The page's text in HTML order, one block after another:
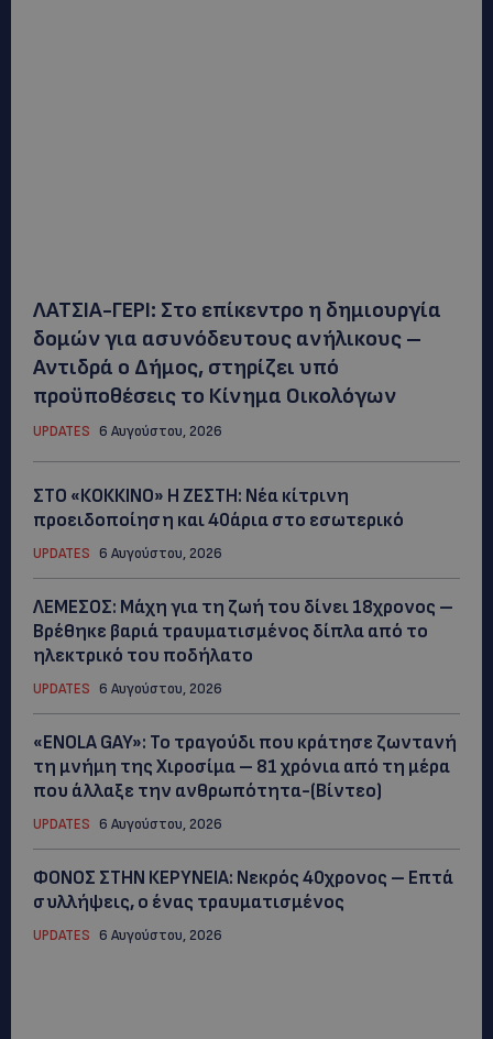
ΛΑΤΣΙΑ-ΓΕΡΙ: Στο επίκεντρο η δημιουργία
δομών για ασυνόδευτους ανήλικους –
Αντιδρά ο Δήμος, στηρίζει υπό
προϋποθέσεις το Κίνημα Οικολόγων
UPDATES 6 Αυγούστου, 2026
ΣΤΟ «ΚΟΚΚΙΝΟ» Η ΖΕΣΤΗ: Νέα κίτρινη
προειδοποίηση και 40άρια στο εσωτερικό
UPDATES 6 Αυγούστου, 2026
ΛΕΜΕΣΟΣ: Μάχη για τη ζωή του δίνει 18χρονος –
Βρέθηκε βαριά τραυματισμένος δίπλα από το
ηλεκτρικό του ποδήλατο
UPDATES 6 Αυγούστου, 2026
«ENOLA GAY»: Το τραγούδι που κράτησε ζωντανή
τη μνήμη της Χιροσίμα – 81 χρόνια από τη μέρα
που άλλαξε την ανθρωπότητα-(Bίντεο)
UPDATES 6 Αυγούστου, 2026
ΦΟΝΟΣ ΣΤΗΝ ΚΕΡΥΝΕΙΑ: Νεκρός 40χρονος – Επτά
συλλήψεις, ο ένας τραυματισμένος
UPDATES 6 Αυγούστου, 2026